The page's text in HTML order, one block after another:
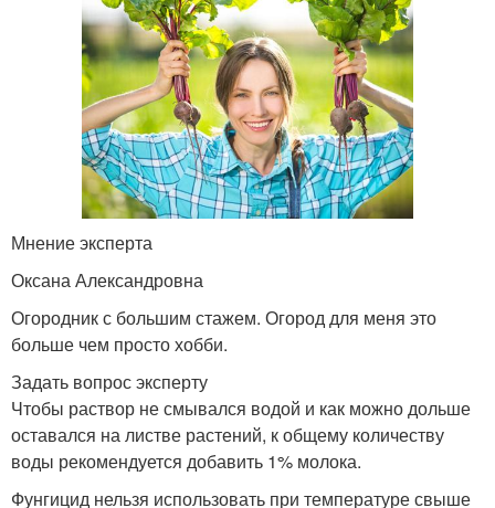
Мнение эксперта
Оксана Александровна
Огородник с большим стажем. Огород для меня это
больше чем просто хобби.
Задать вопрос эксперту
Чтобы раствор не смывался водой и как можно дольше
оставался на листве растений, к общему количеству
воды рекомендуется добавить 1% молока.
Фунгицид нельзя использовать при температуре свыше